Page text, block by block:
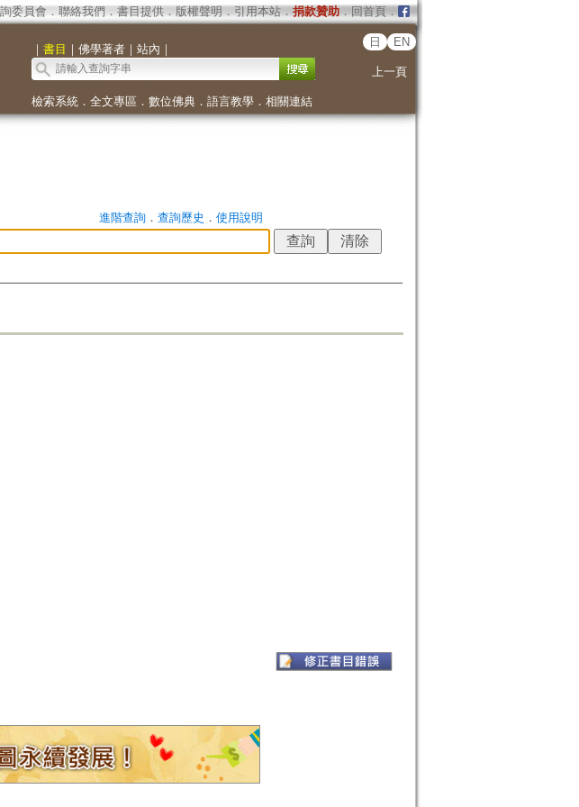
委員會． 聯絡我們 ． 書目提供． 版權聲明 ． 引用本站． 捐款贊助．回首頁．
｜ 書目 ｜ 佛學著者｜ 站內 ｜
日 EN
上一頁
檢索系統． 全文專區 ． 數位佛典． 語言教學． 相關連結
進階查詢． 查詢歷史 ． 使用說明